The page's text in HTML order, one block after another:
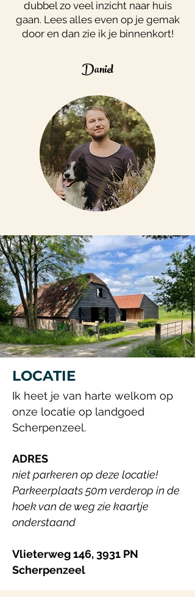
dubbel zo veel inzicht naar huis
gaan. Lees alles even op je gemak
door en dan zie ik je binnenkort!
Daniel
LOCATIE
Ik heet je van harte welkom op
onze locatie op landgoed
Scherpenzeel.
ADRES
niet parkeren op deze locatie!
Parkeerplaats 50m verderop in de
hoek van de weg zie kaartje
onderstaand
Vlieterweg 146, 3931 PN
Scherpenzeel